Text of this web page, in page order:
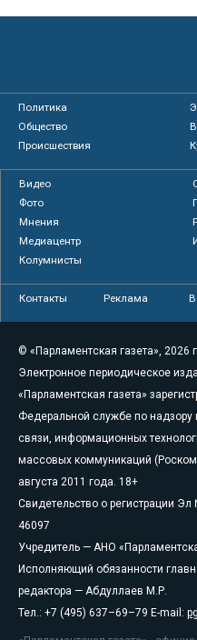
Политика
Общество
Происшествия
Видео
Фото
Мнения
Медиацентр
Колумнисты
Контакты Реклама
© «Парламентская газета», 2026
Электронное периодическое
«Парламентская газета»
Федеральной службе по надзору
связи, информационных
массовых коммуникаций
августа 2011 года. 18+
Свидетельство о регистрации
46097
Учредитель — АНО
Исполняющий обязанности
редактора — Абдуллаев М.Р.
Тел.: +7 (495) 637–69–79 E-mail: